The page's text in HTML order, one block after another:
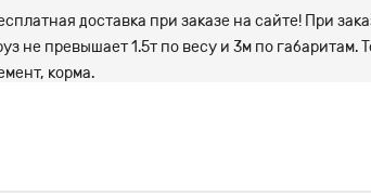
доставка при заказе на сайте! При
не превышает 1.5т по весу и 3м по
корма.